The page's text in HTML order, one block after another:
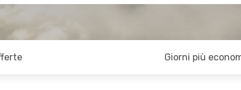
Giorni più